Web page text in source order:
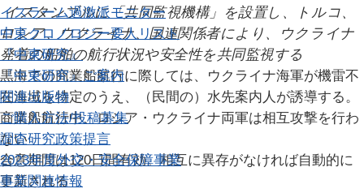
イスラーム過激派モニター
中東クロノロジー要人リスト
『中東研究』
『中東研究』ご案内
関連出版物
ご購入方法/投稿募集
調査研究政策提言
2023年度外交・安全保障事業
事業関連情報
イスタンブルに「共同監視機構」を設置し、トルコ、
ロシア、ウクライナ、国連関係者により、ウクライナ
発着の船舶の航行状況や安全性を共同監視する
黒海での商業船航行に際しては、ウクライナ海軍が機雷不
在海域を特定のうえ、（民間の）水先案内人が誘導する。
商業船航行中、ロシア・ウクライナ両軍は相互攻撃を行わ
ない
合意期間は120日間有効。相互に異存がなければ自動的に
更新される